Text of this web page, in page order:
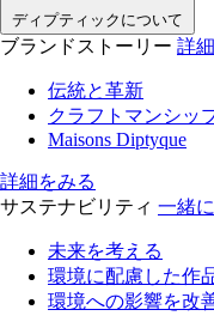
ディプティックについて
ブランドストーリー 詳
伝統と革新
クラフトマンシッ
Maisons Diptyque
詳細をみる
サステナビリティ 一緒
未来を考える
環境に配慮した作
環境への影響を改